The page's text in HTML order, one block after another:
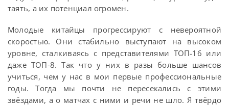
таять, а их потенциал огромен.
Молодые китайцы прогрессируют с невероятной
скоростью. Они стабильно выступают на высоком
уровне, сталкиваясь с представителями ТОП-16 или
даже ТОП-8. Так что у них в разы больше шансов
учиться, чем у нас в мои первые профессиональные
годы. Тогда мы почти не пересекались с этими
звёздами, а о матчах с ними и речи не шло. Я твёрдо